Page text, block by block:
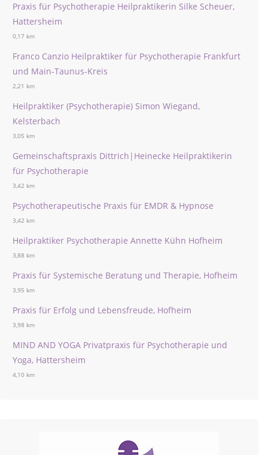
Praxis für Psychotherapie Heilpraktikerin Silke Scheuer,
Hattersheim
0,17 km
Franco Canzio Heilpraktiker für Psychotherapie Frankfurt
und Main-Taunus-Kreis
2,21 km
Heilpraktiker (Psychotherapie) Simon Wiegand,
Kelsterbach
3,05 km
Gemeinschaftspraxis Dittrich|Heinecke Heilpraktikerin
für Psychotherapie
3,42 km
Psychotherapeutische Praxis für EMDR & Hypnose
3,42 km
Heilpraktiker Psychotherapie Annette Kühn Hofheim
3,88 km
Praxis für Systemische Beratung und Therapie, Hofheim
3,95 km
Praxis für Erfolg und Lebensfreude, Hofheim
3,98 km
MIND AND YOGA Privatpraxis für Psychotherapie und
Yoga, Hattersheim
4,10 km